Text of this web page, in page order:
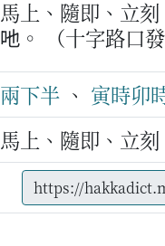
馬上、隨即、立刻
吔。
（十字路口
兩下半 、 寅時卯
馬上、隨即、立刻